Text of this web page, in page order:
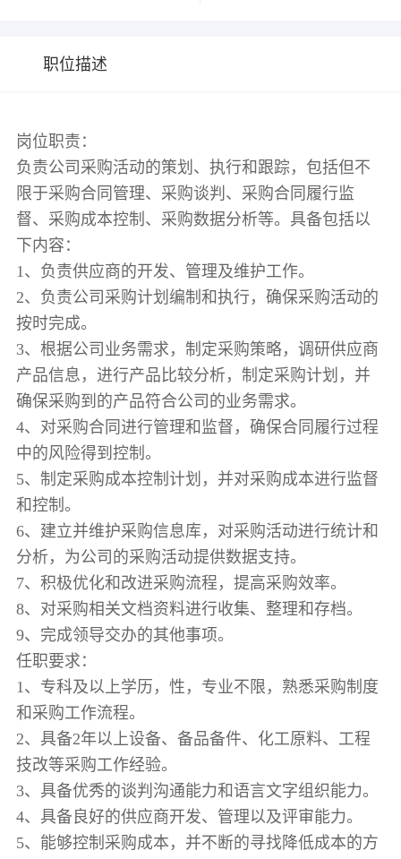
职位描述
岗位职责：
负责公司采购活动的策划、执行和跟踪，包括但不
限于采购合同管理、采购谈判、采购合同履行监
督、采购成本控制、采购数据分析等。具备包括以
下内容：
1、负责供应商的开发、管理及维护工作。
2、负责公司采购计划编制和执行，确保采购活动的
按时完成。
3、根据公司业务需求，制定采购策略，调研供应商
产品信息，进行产品比较分析，制定采购计划，并
确保采购到的产品符合公司的业务需求。
4、对采购合同进行管理和监督，确保合同履行过程
中的风险得到控制。
5、制定采购成本控制计划，并对采购成本进行监督
和控制。
6、建立并维护采购信息库，对采购活动进行统计和
分析，为公司的采购活动提供数据支持。
7、积极优化和改进采购流程，提高采购效率。
8、对采购相关文档资料进行收集、整理和存档。
9、完成领导交办的其他事项。
任职要求：
1、专科及以上学历，性，专业不限，熟悉采购制度
和采购工作流程。
2、具备2年以上设备、备品备件、化工原料、工程
技改等采购工作经验。
3、具备优秀的谈判沟通能力和语言文字组织能力。
4、具备良好的供应商开发、管理以及评审能力。
5、能够控制采购成本，并不断的寻找降低成本的方